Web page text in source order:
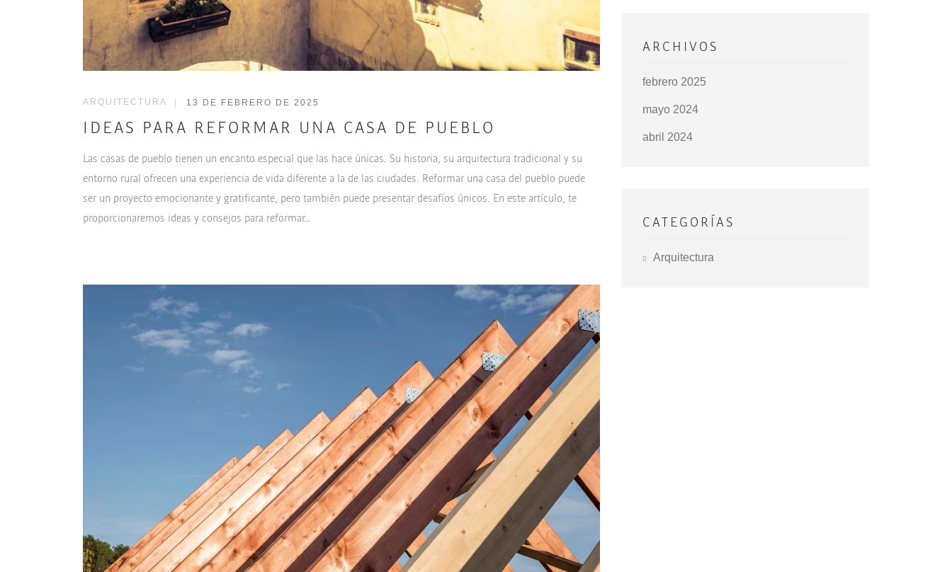
ARQUITECTURA | 13 DE FEBRERO DE 2025
IDEAS PARA REFORMAR UNA CASA DE PUEBLO
Las casas de pueblo tienen un encanto especial que las hace únicas. Su historia, su arquitectura tradicional y su
entorno rural ofrecen una experiencia de vida diferente a la de las ciudades. Reformar una casa del pueblo puede
ser un proyecto emocionante y gratificante, pero también puede presentar desafíos únicos. En este artículo, te
proporcionaremos ideas y consejos para reformar…
ARCHIVOS
febrero 2025
mayo 2024
abril 2024
CATEGORÍAS
Arquitectura